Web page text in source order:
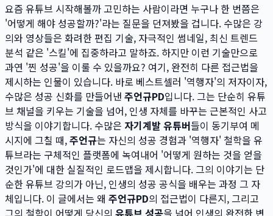
요즘 유튜브 시작해볼까 고민하는 사람이라면 누구나 한 번쯤은
'어떻게 해야 성공할까?'라는 질문을 던져봤을 겁니다. 수많은 강
의와 영상들은 화려한 편집 기술, 자극적인 썸네일, 최신 트렌드
분석 같은 '스킬'에 집중하라고 말하죠. 하지만 이런 기술만으로
과연 '찐 성공'을 이룰 수 있을까요? 여기, 완전히 다른 접근법을
제시하는 인물이 있습니다. 바로 베스트셀러 '역행자'의 저자이자,
수많은 성공 신화를 만들어낸 주언규PD입니다. 그는 단순히 유튜
브 채널을 키우는 기술을 넘어, 인생 자체를 바꾸는 근본적인 사고
방식을 이야기합니다. 수많은 자기계발 유튜버들이 동기부여 메
시지에 그칠 때,주언규는 자신의 성공 경험과 '역행자' 철학을 유
튜브라는 구체적인 플랫폼에 녹여내어 '어떻게 원하는 것을 얻을
것인가'에 대한 실질적인 로드맵을 제시합니다. 그의 이야기는 단
순한 유튜브 강의가 아닌, 인생의 성공 공식을 배우는 과정 그 자
체입니다. 이 글에서는 왜 주언규PD의 접근법이 다른지, 그리고
그의 철학이 어떻게 당신의 유튜브 성공을 넘어 인생의 완전한 변